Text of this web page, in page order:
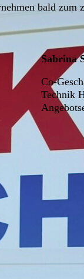
bald
Sabrina
Co-
Technik